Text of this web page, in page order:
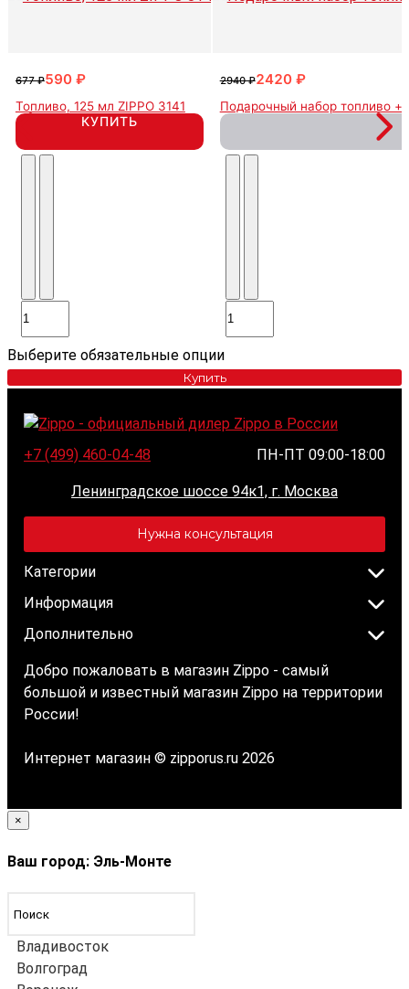
677 ₽590 ₽
Топливо, 125 мл ZIPPO 3141
КУПИТЬ
2940 ₽2420 ₽
Подарочный набор топливо +
Выберите обязательные опции
Купить
+7 (499) 460-04-48 ПН-ПТ 09:00-18:00
Ленинградское шоссе 94к1, г. Москва
Нужна консультация
Категории
Информация
Дополнительно
Добро пожаловать в магазин Zippo - самый
большой и известный магазин Zippo на территории
России!
Интернет магазин © zipporus.ru 2026
×
Ваш город: Эль-Монте
Владивосток
Волгоград